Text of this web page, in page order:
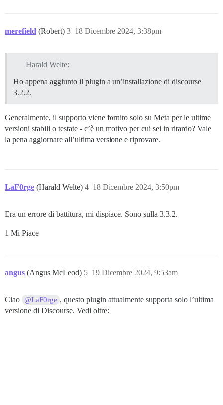
merefield (Robert) 18 Dicembre 2024, 3:38pm
3
Harald Welte:
Ho appena aggiunto il plugin a un’installazione di discourse
3.2.2.
Generalmente, il supporto viene fornito solo su Meta per le ultime
versioni stabili o testate - c’è un motivo per cui sei in ritardo? Vale
la pena aggiornare all’ultima versione e riprovare.
LaF0rge (Harald Welte) 18 Dicembre 2024, 3:50pm
4
Era un errore di battitura, mi dispiace. Sono sulla 3.3.2.
1 Mi Piace
angus (Angus McLeod) 19 Dicembre 2024, 9:53am
5
Ciao @LaF0rge , questo plugin attualmente supporta solo l’ultima
versione di Discourse. Vedi oltre: